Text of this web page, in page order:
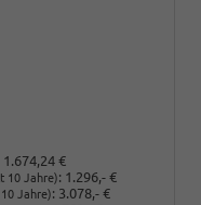
1.674,24 €
10 Jahre): 1.296,- €
Jahre): 3.078,- €